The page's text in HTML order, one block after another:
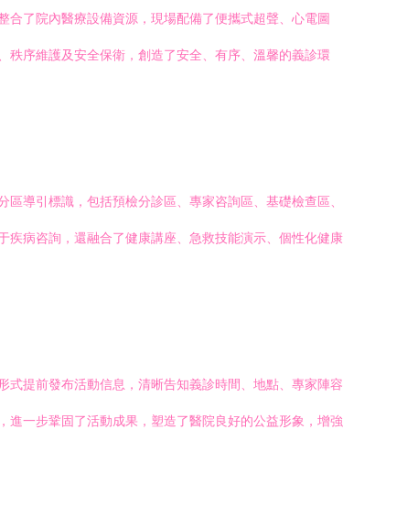
了院內醫療設備資源，現場配備了便攜式超聲、心電圖
序維護及安全保衛，創造了安全、有序、溫馨的義診環
導引標識，包括預檢分診區、專家咨詢區、基礎檢查區、
病咨詢，還融合了健康講座、急救技能演示、個性化健康
提前發布活動信息，清晰告知義診時間、地點、專家陣容
一步鞏固了活動成果，塑造了醫院良好的公益形象，增強